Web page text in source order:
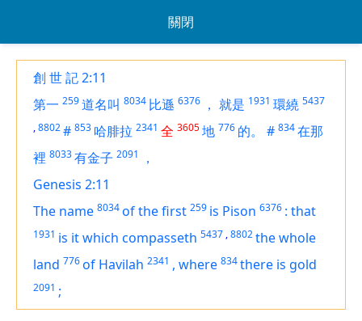
關閉
創 世 記 2:11
第一 259道名叫 8034 比遜 6376 ， 就是 1931 環繞 5437
,8802# 853 哈腓拉 2341 全 3605地 776 的。 # 834在那
裡 8033有金子 2091
，
Genesis 2:11
The name 8034of the first 259 is Pison 6376 : that
1931 is it which compasseth 5437 ,8802the whole
land 776of Havilah 2341 , where 834there is gold
2091 ;